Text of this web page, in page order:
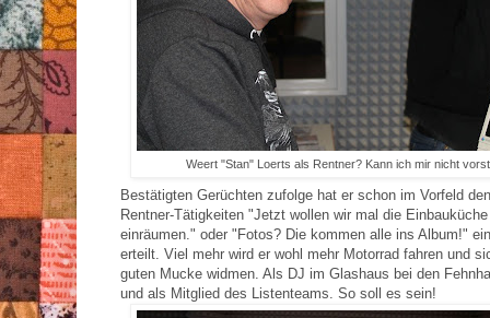
Weert "Stan" Loerts als Rentner? Kann ich mir nicht
Bestätigten Gerüchten zufolge hat er schon im Vorfeld
Rentner-Tätigkeiten "Jetzt wollen wir mal die
einräumen." oder "Fotos? Die kommen alle ins Album!"
erteilt. Viel mehr wird er wohl mehr Motorrad fahren und
guten Mucke widmen. Als DJ im Glashaus bei den
und als Mitglied des Listenteams. So soll es sein!